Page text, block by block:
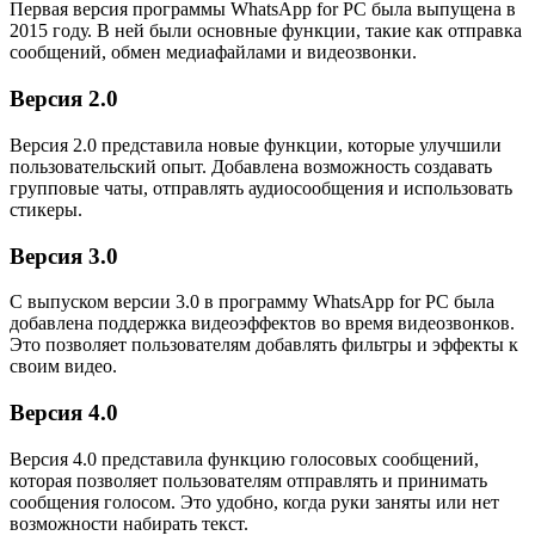
Первая версия программы WhatsApp for PC была выпущена в
2015 году. В ней были основные функции, такие как отправка
сообщений, обмен медиафайлами и видеозвонки.
Версия 2.0
Версия 2.0 представила новые функции, которые улучшили
пользовательский опыт. Добавлена возможность создавать
групповые чаты, отправлять аудиосообщения и использовать
стикеры.
Версия 3.0
С выпуском версии 3.0 в программу WhatsApp for PC была
добавлена поддержка видеоэффектов во время видеозвонков.
Это позволяет пользователям добавлять фильтры и эффекты к
своим видео.
Версия 4.0
Версия 4.0 представила функцию голосовых сообщений,
которая позволяет пользователям отправлять и принимать
сообщения голосом. Это удобно, когда руки заняты или нет
возможности набирать текст.